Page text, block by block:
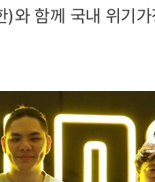
함께 국내 위기